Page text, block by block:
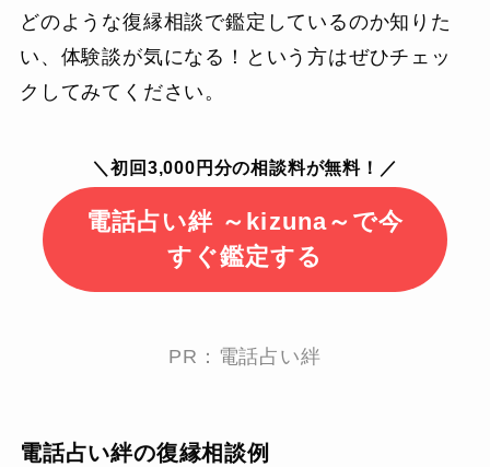
どのような復縁相談で鑑定しているのか知りた
い、体験談が気になる！という方はぜひチェッ
クしてみてください。
＼初回3,000円分の相談料が無料！／
電話占い絆 ～kizuna～で今
すぐ鑑定する
PR：電話占い絆
電話占い絆の復縁相談例